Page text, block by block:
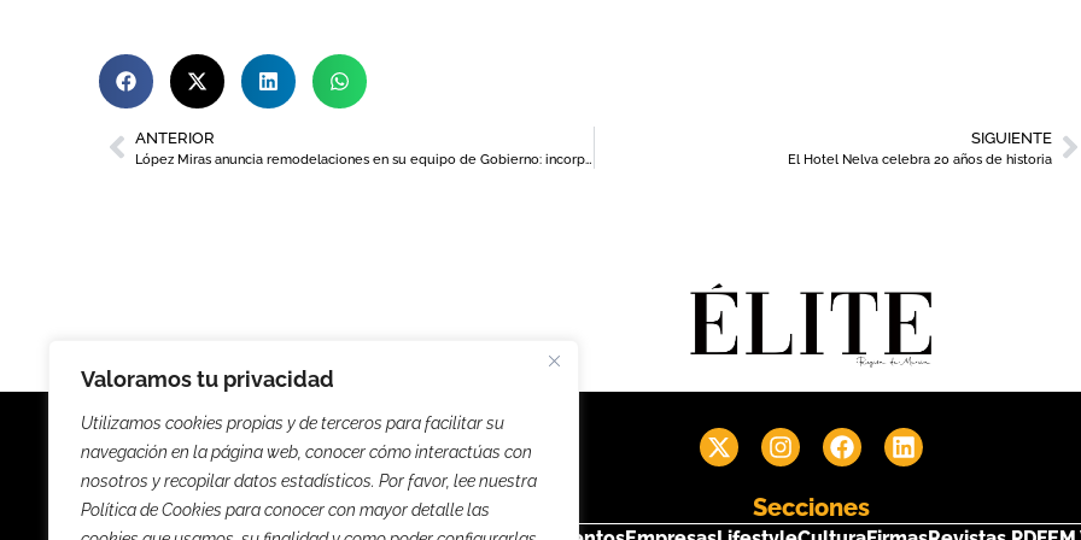
Valoramos tu privacidad
Utilizamos cookies propias y de terceros para facilitar su
navegación en la página web, conocer cómo interactúas con
nosotros y recopilar datos estadísticos. Por favor, lee nuestra
Política de Cookies para conocer con mayor detalle las
ANTERIOR
López Miras anuncia remodelaciones en su equipo de Gobierno: incorpora a Joaquín Buendía en Agricultura y a Isabel Ayala en Salud
SIGUIENTE
El Hotel Nelva celebra 20 años de historia
Secciones